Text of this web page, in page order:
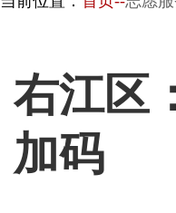
右江区
加码